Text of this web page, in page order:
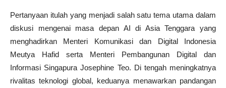
Pertanyaan itulah yang menjadi salah satu tema utama dalam
diskusi mengenai masa depan AI di Asia Tenggara yang
menghadirkan Menteri Komunikasi dan Digital Indonesia
Meutya Hafid serta Menteri Pembangunan Digital dan
Informasi Singapura Josephine Teo. Di tengah meningkatnya
rivalitas teknologi global, keduanya menawarkan pandangan